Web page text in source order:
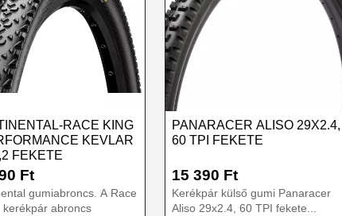
RACE KING
KEVLAR
FEKETE
Ft
gumiabroncs. A Race
kerékpár abroncs
PANARACER ALISO 29X2.4,
60 TPI FEKETE
15 390 Ft
Kerékpár külső gumi Panaracer
Aliso 29x2.4, 60 TPI fekete...